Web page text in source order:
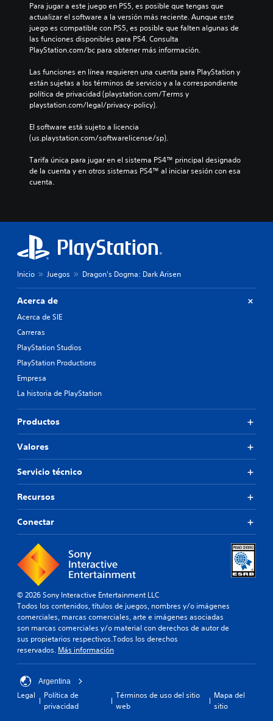
Para jugar a este juego en PS5, es posible que tengas que
actualizar el software a la versión más reciente. Aunque este
juego es compatible con PS5, es posible que falten algunas de
las funciones disponibles para PS4. Consulta
PlayStation.com/bc para obtener más información.
Las funciones en línea requieren una cuenta para PlayStation y
están sujetas a los términos de servicio y a la correspondiente
política de privacidad (playstation.com/Terms y
playstation.com/legal/privacy-policy).
El software está sujeto a licencia
(us.playstation.com/softwarelicense/sp).
Tarifa única para jugar en el sistema PS4™ principal designado
de la cuenta y en otros sistemas PS4™ al iniciar sesión con esa
cuenta.
Inicio Juegos Dragon's Dogma: Dark Arisen
Acerca de
Acerca de SIE
Carreras
PlayStation Studios
PlayStation Productions
Empresa
La historia de PlayStation
Productos
Valores
Servicio técnico
Recursos
Conectar
© 2026 Sony Interactive Entertainment LLC
Todos los contenidos, títulos de juegos, nombres y/o imágenes
comerciales, marcas comerciales, arte e imágenes asociadas
son marcas comerciales y/o material con derechos de autor de
sus propietarios respectivos.Todos los derechos
reservados. Más información
Argentina
Legal
Política de
privacidad
Términos de uso del sitio
web
Mapa del
sitio